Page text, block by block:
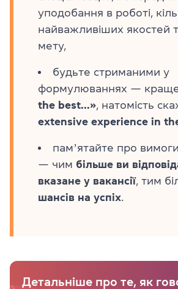
уподобання в роботі,
найважливіших якостей
мету,
будьте стриманими у
формулюваннях — краще
the best...», натомість
extensive experience in
памʼятайте про
— чим більше ви
вказане у вакансії, тим
шансів на успіх.
Детальніше про те, як